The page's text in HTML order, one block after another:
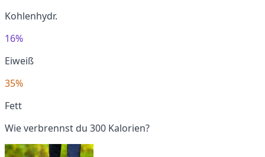
Kohlenhydr.
16%
Eiweiß
35%
Fett
Wie verbrennst du 300 Kalorien?